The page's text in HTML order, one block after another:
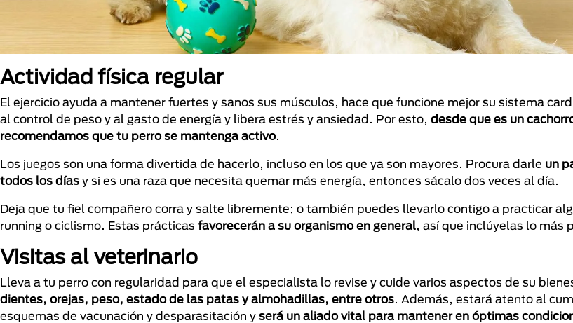
Actividad física regular
El ejercicio ayuda a mantener fuertes y sanos sus músculos, hace que funcione mejor su sistema
al control de peso y al gasto de energía y libera estrés y ansiedad. Por esto, desde que es un
recomendamos que tu perro se mantenga activo.
Los juegos son una forma divertida de hacerlo, incluso en los que ya son mayores. Procura darle un
todos los días y si es una raza que necesita quemar más energía, entonces sácalo dos veces al día.
Deja que tu fiel compañero corra y salte libremente; o también puedes llevarlo contigo a practicar
running o ciclismo. Estas prácticas favorecerán a su organismo en general, así que inclúyelas lo más
Visitas al veterinario
Lleva a tu perro con regularidad para que el especialista lo revise y cuide varios aspectos de su
dientes, orejas, peso, estado de las patas y almohadillas, entre otros. Además, estará atento al
esquemas de vacunación y desparasitación y será un aliado vital para mantener en óptimas